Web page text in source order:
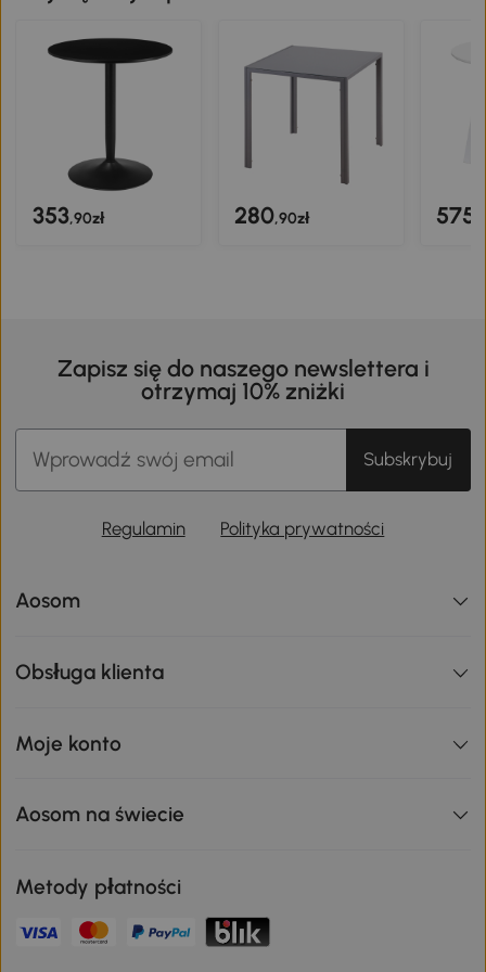
353,90zł 280,90zł 575
Zapisz się do naszego newslettera i
otrzymaj 10% zniżki
Subskrybuj
Regulamin Polityka prywatności
Aosom
Obsługa klienta
Moje konto
Aosom na świecie
Metody płatności